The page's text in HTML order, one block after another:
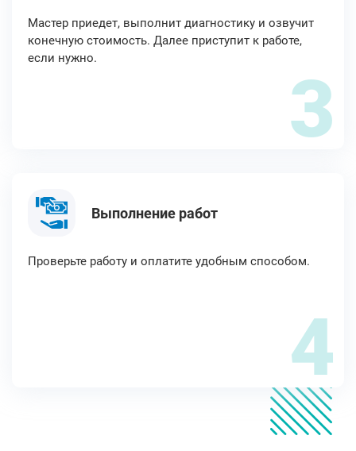
Мастер приедет, выполнит диагностику и озвучит
конечную стоимость. Далее приступит к работе,
если нужно.
3
Выполнение работ
Проверьте работу и оплатите удобным способом.
4